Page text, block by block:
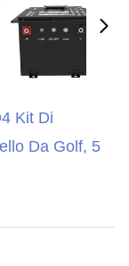
Kit Di
Da Golf, 5